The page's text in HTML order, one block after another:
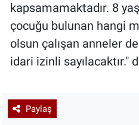
kapsamamaktadır. 8
çocuğu bulunan hangi
olsun çalışan anneler
idari izinli sayılacaktır."
Paylaş